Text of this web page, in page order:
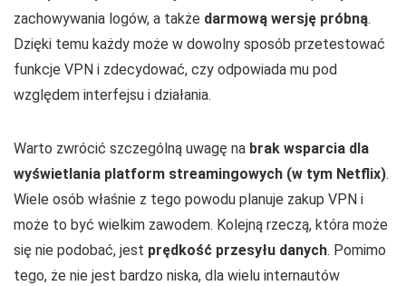
zachowywania logów, a także darmową wersję próbną.
Dzięki temu każdy może w dowolny sposób przetestować
funkcje VPN i zdecydować, czy odpowiada mu pod
względem interfejsu i działania.
Warto zwrócić szczególną uwagę na brak wsparcia dla
wyświetlania platform streamingowych (w tym Netflix).
Wiele osób właśnie z tego powodu planuje zakup VPN i
może to być wielkim zawodem. Kolejną rzeczą, która może
się nie podobać, jest prędkość przesyłu danych. Pomimo
tego, że nie jest bardzo niska, dla wielu internautów